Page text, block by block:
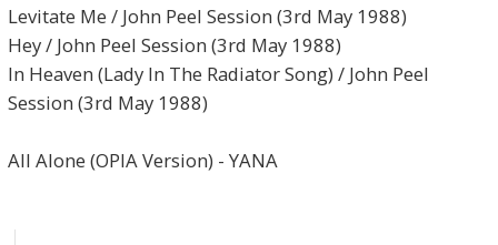
Levitate Me / John Peel Session (3rd May 1988)
Hey / John Peel Session (3rd May 1988)
In Heaven (Lady In The Radiator Song) / John Peel
Session (3rd May 1988)
All Alone (OPIA Version) - YANA